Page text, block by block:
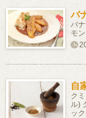
バ
バ
モ
自
ク
ル)
ッ